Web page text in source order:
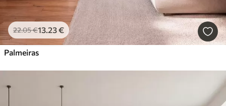
22.05€13 .23€
Palmeiras